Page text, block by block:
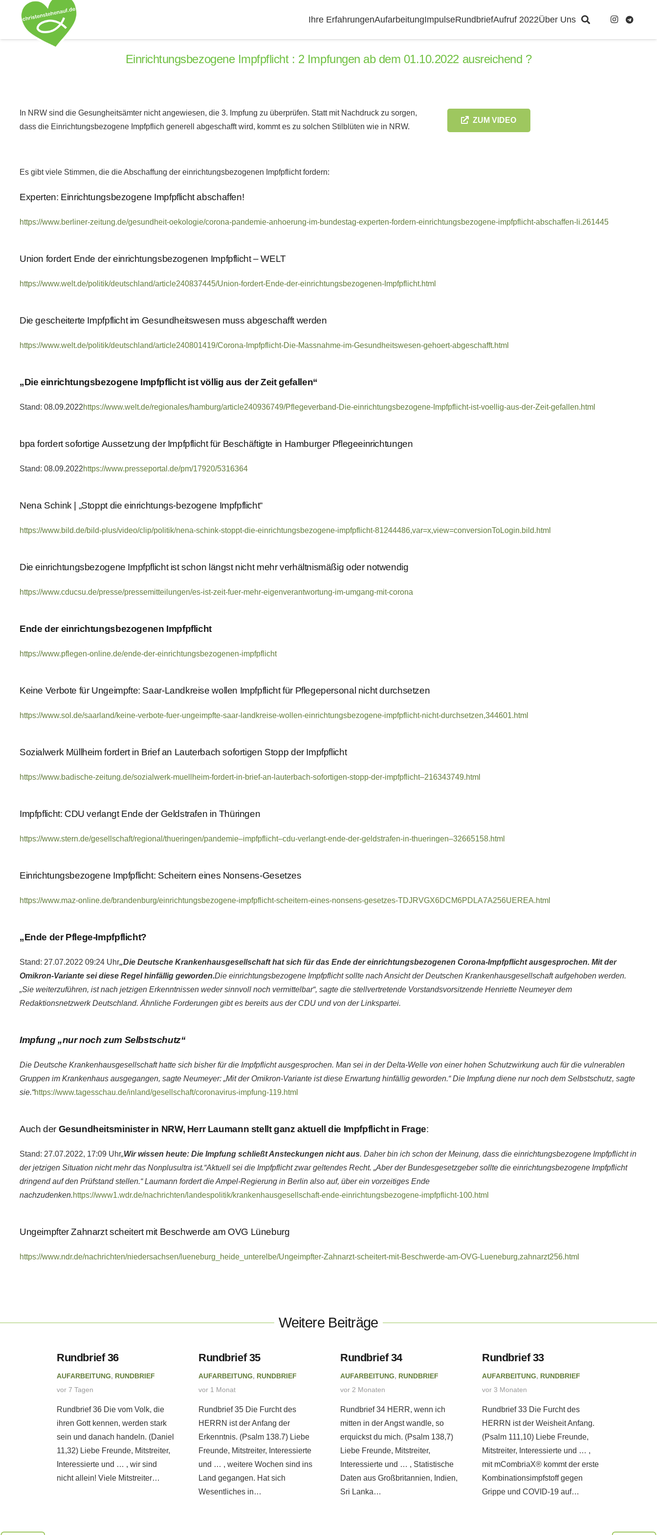
Ihre ErfahrungenAufarbeitungImpulseRundbriefAufruf 2022Über Uns
Einrichtungsbezogene Impfpflicht : 2 Impfungen ab dem 01.10.2022 ausreichend ?
In NRW sind die Gesungheitsämter nicht angewiesen, die 3. Impfung zu überprüfen. Statt mit Nachdruck zu sorgen,
dass die Einrichtungsbezogene Impfpflich generell abgeschafft wird, kommt es zu solchen Stilblüten wie in NRW.
ZUM VIDEO
Es gibt viele Stimmen, die die Abschaffung der einrichtungsbezogenen Impfpflicht fordern:
Experten: Einrichtungsbezogene Impfpflicht abschaffen!
https://www.berliner-zeitung.de/gesundheit-oekologie/corona-pandemie-anhoerung-im-bundestag-experten-fordern-einrichtungsbezogene-impfpflicht-abschaffen-li.261445
Union fordert Ende der einrichtungsbezogenen Impfpflicht – WELT
https://www.welt.de/politik/deutschland/article240837445/Union-fordert-Ende-der-einrichtungsbezogenen-Impfpflicht.html
Die gescheiterte Impfpflicht im Gesundheitswesen muss abgeschafft werden
https://www.welt.de/politik/deutschland/article240801419/Corona-Impfpflicht-Die-Massnahme-im-Gesundheitswesen-gehoert-abgeschafft.html
„Die einrichtungsbezogene Impfpflicht ist völlig aus der Zeit gefallen“
Stand: 08.09.2022https://www.welt.de/regionales/hamburg/article240936749/Pflegeverband-Die-einrichtungsbezogene-Impfpflicht-ist-voellig-aus-der-Zeit-gefallen.html
bpa fordert sofortige Aussetzung der Impfpflicht für Beschäftigte in Hamburger Pflegeeinrichtungen
Stand: 08.09.2022https://www.presseportal.de/pm/17920/5316364
Nena Schink | „Stoppt die einrichtungs-bezogene Impfpflicht“
https://www.bild.de/bild-plus/video/clip/politik/nena-schink-stoppt-die-einrichtungsbezogene-impfpflicht-81244486,var=x,view=conversionToLogin.bild.html
Die einrichtungsbezogene Impfpflicht ist schon längst nicht mehr verhältnismäßig oder notwendig
https://www.cducsu.de/presse/pressemitteilungen/es-ist-zeit-fuer-mehr-eigenverantwortung-im-umgang-mit-corona
Ende der einrichtungsbezogenen Impfpflicht
https://www.pflegen-online.de/ende-der-einrichtungsbezogenen-impfpflicht
Keine Verbote für Ungeimpfte: Saar-Landkreise wollen Impfpflicht für Pflegepersonal nicht durchsetzen
https://www.sol.de/saarland/keine-verbote-fuer-ungeimpfte-saar-landkreise-wollen-einrichtungsbezogene-impfpflicht-nicht-durchsetzen,344601.html
Sozialwerk Müllheim fordert in Brief an Lauterbach sofortigen Stopp der Impfpflicht
https://www.badische-zeitung.de/sozialwerk-muellheim-fordert-in-brief-an-lauterbach-sofortigen-stopp-der-impfpflicht–216343749.html
Impfpflicht: CDU verlangt Ende der Geldstrafen in Thüringen
https://www.stern.de/gesellschaft/regional/thueringen/pandemie–impfpflicht–cdu-verlangt-ende-der-geldstrafen-in-thueringen–32665158.html
Einrichtungsbezogene Impfpflicht: Scheitern eines Nonsens-Gesetzes
https://www.maz-online.de/brandenburg/einrichtungsbezogene-impfpflicht-scheitern-eines-nonsens-gesetzes-TDJRVGX6DCM6PDLA7A256UEREA.html
„Ende der Pflege-Impfpflicht?
Stand: 27.07.2022 09:24 Uhr„Die Deutsche Krankenhausgesellschaft hat sich für das Ende der einrichtungsbezogenen Corona-Impfpflicht ausgesprochen. Mit der
Omikron-Variante sei diese Regel hinfällig geworden.Die einrichtungsbezogene Impfpflicht sollte nach Ansicht der Deutschen Krankenhausgesellschaft aufgehoben werden.
„Sie weiterzuführen, ist nach jetzigen Erkenntnissen weder sinnvoll noch vermittelbar“, sagte die stellvertretende Vorstandsvorsitzende Henriette Neumeyer dem
Redaktionsnetzwerk Deutschland. Ähnliche Forderungen gibt es bereits aus der CDU und von der Linkspartei.
Impfung „nur noch zum Selbstschutz“
Die Deutsche Krankenhausgesellschaft hatte sich bisher für die Impfpflicht ausgesprochen. Man sei in der Delta-Welle von einer hohen Schutzwirkung auch für die vulnerablen
Gruppen im Krankenhaus ausgegangen, sagte Neumeyer: „Mit der Omikron-Variante ist diese Erwartung hinfällig geworden.“ Die Impfung diene nur noch dem Selbstschutz, sagte
sie.“https://www.tagesschau.de/inland/gesellschaft/coronavirus-impfung-119.html
Auch der Gesundheitsminister in NRW, Herr Laumann stellt ganz aktuell die Impfpflicht in Frage:
Stand: 27.07.2022, 17:09 Uhr„Wir wissen heute: Die Impfung schließt Ansteckungen nicht aus. Daher bin ich schon der Meinung, dass die einrichtungsbezogene Impfpflicht in
der jetzigen Situation nicht mehr das Nonplusultra ist.“Aktuell sei die Impfpflicht zwar geltendes Recht. „Aber der Bundesgesetzgeber sollte die einrichtungsbezogene Impfpflicht
dringend auf den Prüfstand stellen.“ Laumann fordert die Ampel-Regierung in Berlin also auf, über ein vorzeitiges Ende
nachzudenken.https://www1.wdr.de/nachrichten/landespolitik/krankenhausgesellschaft-ende-einrichtungsbezogene-impfpflicht-100.html
Ungeimpfter Zahnarzt scheitert mit Beschwerde am OVG Lüneburg
https://www.ndr.de/nachrichten/niedersachsen/lueneburg_heide_unterelbe/Ungeimpfter-Zahnarzt-scheitert-mit-Beschwerde-am-OVG-Lueneburg,zahnarzt256.html
Weitere Beiträge
Rundbrief 36
AUFARBEITUNG, RUNDBRIEF
vor 7 Tagen
Rundbrief 36 Die vom Volk, die
ihren Gott kennen, werden stark
sein und danach handeln. (Daniel
11,32) Liebe Freunde, Mitstreiter,
Interessierte und … , wir sind
nicht allein! Viele Mitstreiter…
Rundbrief 35
AUFARBEITUNG, RUNDBRIEF
vor 1 Monat
Rundbrief 35 Die Furcht des
HERRN ist der Anfang der
Erkenntnis. (Psalm 138.7) Liebe
Freunde, Mitstreiter, Interessierte
und … , weitere Wochen sind ins
Land gegangen. Hat sich
Wesentliches in…
Rundbrief 34
AUFARBEITUNG, RUNDBRIEF
vor 2 Monaten
Rundbrief 34 HERR, wenn ich
mitten in der Angst wandle, so
erquickst du mich. (Psalm 138,7)
Liebe Freunde, Mitstreiter,
Interessierte und … , Statistische
Daten aus Großbritannien, Indien,
Sri Lanka…
Rundbrief 33
AUFARBEITUNG, RUNDBRIEF
vor 3 Monaten
Rundbrief 33 Die Furcht des
HERRN ist der Weisheit Anfang.
(Psalm 111,10) Liebe Freunde,
Mitstreiter, Interessierte und … ,
mit mCombriaX® kommt der erste
Kombinationsimpfstoff gegen
Grippe und COVID-19 auf…